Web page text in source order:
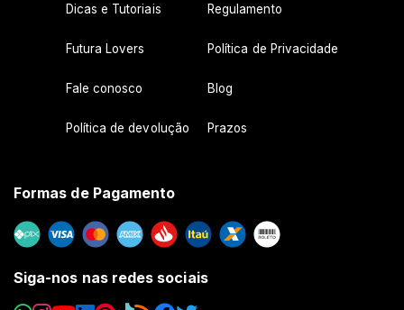
Dicas e Tutoriais Regulamento
Futura Lovers Política de Privacidade
Fale conosco Blog
Política de devolução Prazos
Formas de Pagamento
Siga-nos nas redes sociais